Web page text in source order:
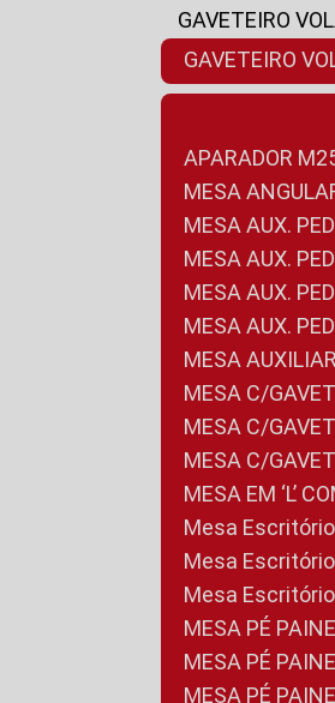
GAVETEIRO
GAVETEIRO
APARADOR
MESA
MESA AUX.
MESA AUX.
MESA AUX.
MESA AUX.
MESA
MESA C/
MESA C/
MESA C/
MESA EM ‘L’
Mesa
Mesa
Mesa
MESA PÉ
MESA PÉ
MESA PÉ